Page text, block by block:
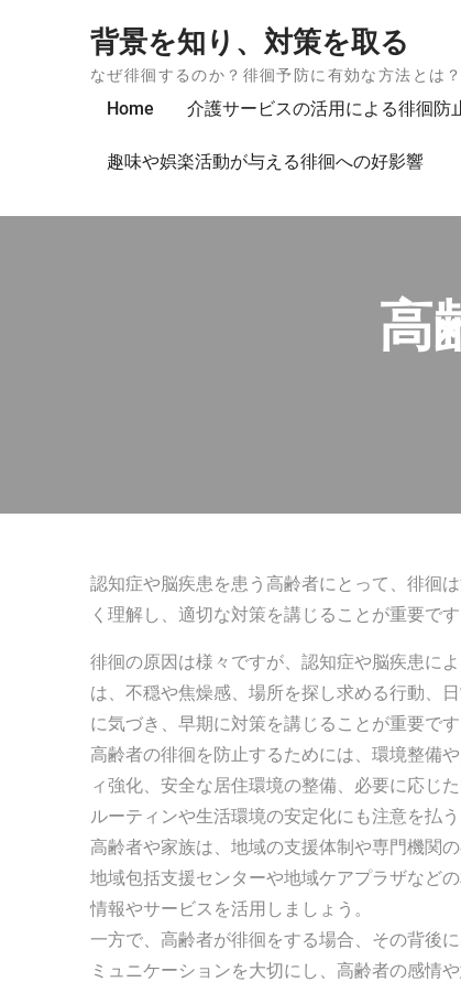
背景を知り、対策を取る
なぜ徘徊するのか？徘徊予防に有効な方法とは？
Home 介護サービスの活用による徘徊防
趣味や娯楽活動が与える徘徊への好影響
高
認知症や脳疾患を患う高齢者にとって、徘徊
く理解し、適切な対策を講じることが重要です
徘徊の原因は様々ですが、認知症や脳疾患に
は、不穏や焦燥感、場所を探し求める行動、
に気づき、早期に対策を講じることが重要です
高齢者の徘徊を防止するためには、環境整備
ィ強化、安全な居住環境の整備、必要に応じ
ルーティンや生活環境の安定化にも注意を払う
高齢者や家族は、地域の支援体制や専門機関
地域包括支援センターや地域ケアプラザなど
情報やサービスを活用しましょう。
一方で、高齢者が徘徊をする場合、その背後
ミュニケーションを大切にし、高齢者の感情